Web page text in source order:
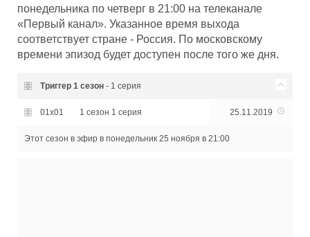
понедельника по четверг в 21:00 на телеканале
«Первый канал». Указанное время выхода
соответствует стране - Россия. По московскому
времени эпизод будет доступен после того же дня.
Триггер 1 сезон- 1 серия
01x01 1 сезон 1 серия 25.11.2019
Этот сезон в эфир в понедельник 25 ноября в 21:00